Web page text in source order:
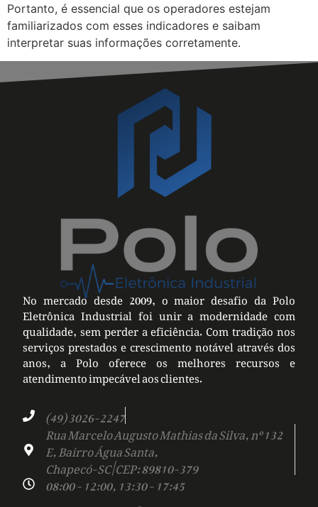
Portanto, é essencial que os operadores estejam
familiarizados com esses indicadores e saibam
interpretar suas informações corretamente.
No mercado desde 2009, o maior desafio da Polo
Eletrônica Industrial foi unir a modernidade com
qualidade, sem perder a eficiência. Com tradição nos
serviços prestados e crescimento notável através dos
anos, a Polo oferece os melhores recursos e
atendimento impecável aos clientes.
(49) 3026-2247
Rua Marcelo Augusto Mathias da Silva, nº 132
E, Bairro Água Santa,
Chapecó-SC | CEP: 89810-379
08:00 - 12:00, 13:30 - 17:45